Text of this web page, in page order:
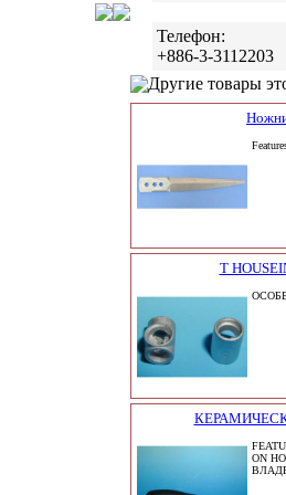
Телефон:
+886-3-3112203
Другие товары
Т
ON